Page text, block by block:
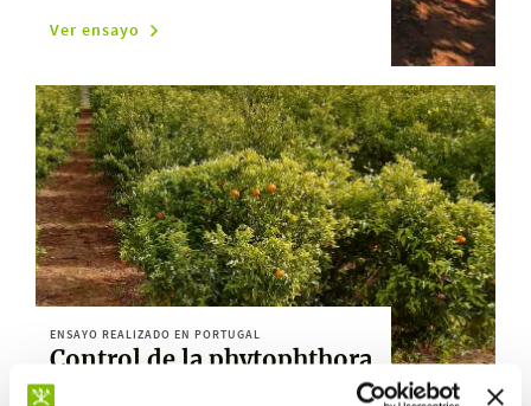
Ver ensayo
ENSAYO REALIZADO EN PORTUGAL
Control de la phytophthora
spp. en mandarino